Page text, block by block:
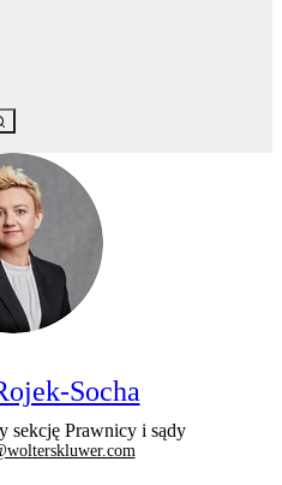
Socha
sekcję Prawnicy i sądy